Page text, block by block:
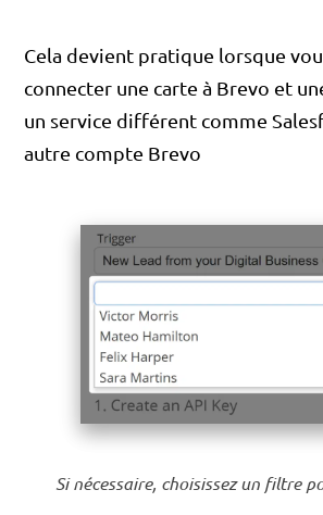
Cela devient pratique lorsque
connecter une carte à Brevo et
un service différent comme
autre compte Brevo
Si nécessaire, choisissez un filtre